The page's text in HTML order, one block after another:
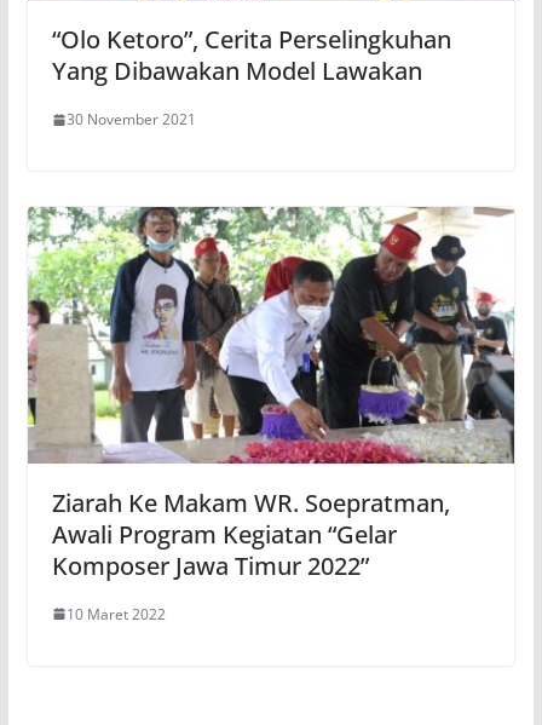
“Olo Ketoro”, Cerita Perselingkuhan
Yang Dibawakan Model Lawakan
30 November 2021
Ziarah Ke Makam WR. Soepratman,
Awali Program Kegiatan “Gelar
Komposer Jawa Timur 2022”
10 Maret 2022